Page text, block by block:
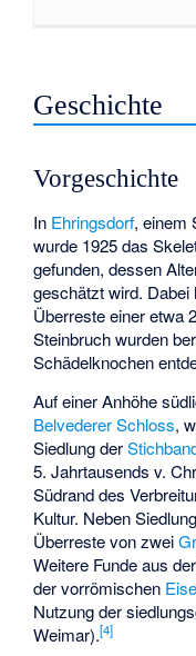
Geschichte
Vorgeschichte
In Ehringsdorf, einem
wurde 1925 das
gefunden, dessen
geschätzt wird.
Überreste einer etwa
Steinbruch wurden
Schädelknochen
Auf einer Anhöhe
Belvederer Schloss,
Siedlung der
5. Jahrtausends v.
Südrand des
Kultur. Neben
Überreste von zwei
Weitere Funde aus
der vorrömischen
Nutzung der
Weimar).[4]